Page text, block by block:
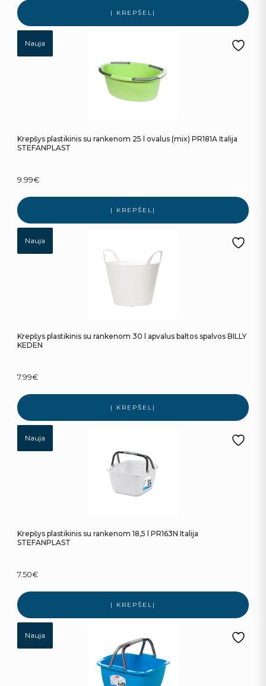
Į KREPŠELĮ
Nauja
Krepšys plastikinis su rankenom 25 l ovalus (mix) PR181A Italija
STEFANPLAST
9.99€
Į KREPŠELĮ
Nauja
Krepšys plastikinis su rankenom 30 l apvalus baltos spalvos BILLY
KEDEN
7.99€
Į KREPŠELĮ
Nauja
Krepšys plastikinis su rankenom 18,5 l PR163N Italija
STEFANPLAST
7.50€
Į KREPŠELĮ
Nauja